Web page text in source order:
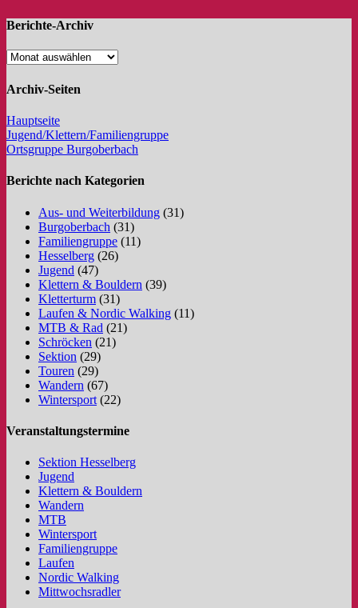
Berichte-Archiv
Archiv-Seiten
Hauptseite
Jugend/Klettern/Familiengruppe
Ortsgruppe Burgoberbach
Berichte nach Kategorien
Aus- und Weiterbildung (31)
Burgoberbach (31)
Familiengruppe (11)
Hesselberg (26)
Jugend (47)
Klettern & Bouldern (39)
Kletterturm (31)
Laufen & Nordic Walking (11)
MTB & Rad (21)
Schröcken (21)
Sektion (29)
Touren (29)
Wandern (67)
Wintersport (22)
Veranstaltungstermine
Sektion Hesselberg
Jugend
Klettern & Bouldern
Wandern
MTB
Wintersport
Familiengruppe
Laufen
Nordic Walking
Mittwochsradler